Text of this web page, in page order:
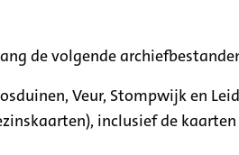
de volgende
Veur, Stompwijk en
inclusief de